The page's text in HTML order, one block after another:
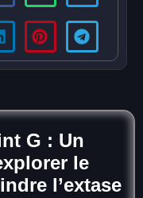
G : Un
le
l’extase